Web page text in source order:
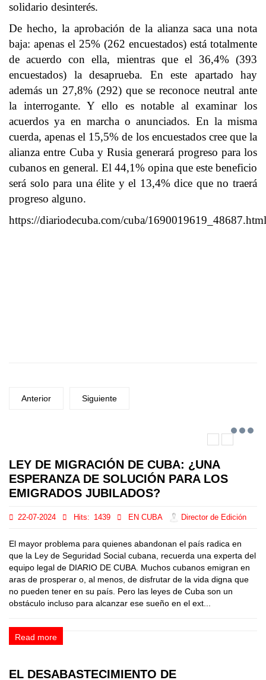
solidario desinterés.
De hecho, la aprobación de la alianza saca una nota
baja: apenas el 25% (262 encuestados) está totalmente
de acuerdo con ella, mientras que el 36,4% (393
encuestados) la desaprueba. En este apartado hay
además un 27,8% (292) que se reconoce neutral ante
la interrogante. Y ello es notable al examinar los
acuerdos ya en marcha o anunciados. En la misma
cuerda, apenas el 15,5% de los encuestados cree que la
alianza entre Cuba y Rusia generará progreso para los
cubanos en general. El 44,1% opina que este beneficio
será solo para una élite y el 13,4% dice que no traerá
progreso alguno.
https://diariodecuba.com/cuba/1690019619_48687.html
Anterior Siguiente
LEY DE MIGRACIÓN DE CUBA: ¿UNA
ESPERANZA DE SOLUCIÓN PARA LOS
EMIGRADOS JUBILADOS?
22-07-2024 Hits: 1439 EN CUBA Director de Edición
El mayor problema para quienes abandonan el país radica en
que la Ley de Seguridad Social cubana, recuerda una experta del
equipo legal de DIARIO DE CUBA. Muchos cubanos emigran en
aras de prosperar o, al menos, de disfrutar de la vida digna que
no pueden tener en su país. Pero las leyes de Cuba son un
obstáculo incluso para alcanzar ese sueño en el ext...
Read more
EL DESABASTECIMIENTO DE